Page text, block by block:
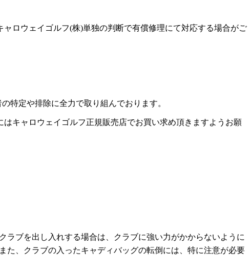
ロウェイゴルフ(株)単独の判断で有償修理にて対応する場合がご
特定や排除に全力で取り組んでおります。
キャロウェイゴルフ正規販売店でお買い求め頂きますようお願
ラブを出し入れする場合は、クラブに強い力がかからないように
た、クラブの入ったキャディバッグの転倒には、特に注意が必要